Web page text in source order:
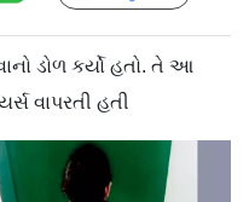
ડોળ કર્યો હતો. તે આ
વાપરતી હતી